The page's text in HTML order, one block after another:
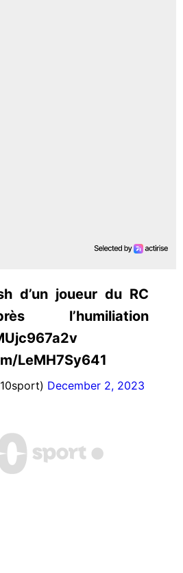
d’un joueur du RC
l’humiliation
LeMH7Sy641
December 2, 2023